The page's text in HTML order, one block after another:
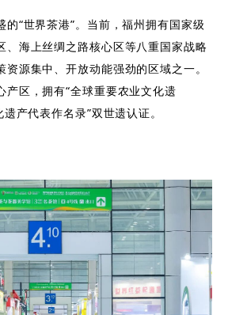
“世界茶港”。当前，福州拥有国家级
、海上丝绸之路核心区等八重国家战略
源集中、开放动能强劲的区域之一。
产区，拥有“全球重要农业文化遗
产代表作名录”双世遗认证。